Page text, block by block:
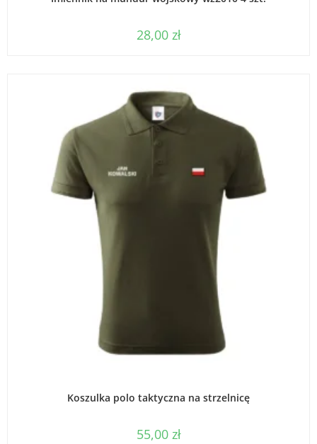
28,00 zł
Koszulka polo taktyczna na strzelnicę
55,00 zł